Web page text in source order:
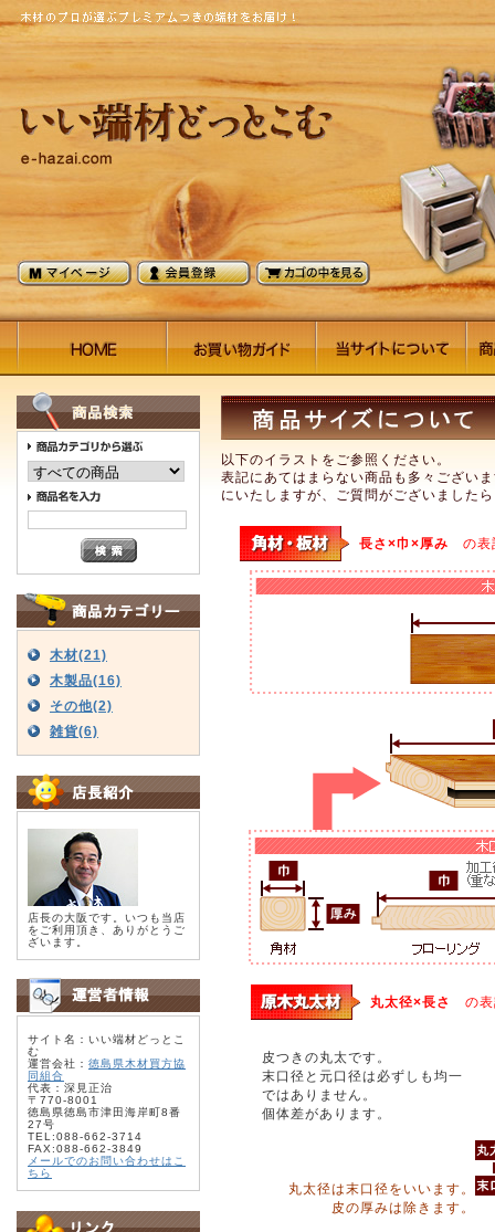
木材(21)
木製品(16)
その他(2)
雑貨(6)
店長の大阪です。いつも当店
をご利用頂き、ありがとうご
ざいます。
サイト名：いい端材どっとこ
む
運営会社： 徳島県木材買方協
同組合
代表：深見正治
〒770-8001
徳島県徳島市津田海岸町8番
27号
TEL:088-662-3714
FAX:088-662-3849
メールでのお問い合わせはこ
ちら
以下のイラストをご参照ください。
表記にあてはまらない商品も多々ござい
にいたしますが、ご質問がございました
長さ×巾×厚み の表
丸太径×長さ の表
皮つきの丸太です。
末口径と元口径は必ずしも均一
ではありません。
個体差があります。
丸太径は末口径をいいます。
皮の厚みは除きます。